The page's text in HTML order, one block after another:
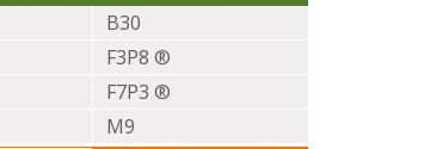
B30
F3P8 ®
F7P3 ®
M9